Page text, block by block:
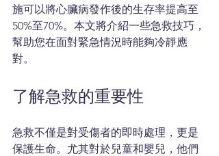
施可以將心臟病發作後的生存率提高至
50%至70%。本文將介紹一些急救技巧，
幫助您在面對緊急情況時能夠冷靜應
對。
了解急救的重要性
急救不僅是對受傷者的即時處理，更是
保護生命。尤其對於兒童和嬰兒，他們